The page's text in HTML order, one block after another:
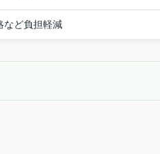
など負担軽減